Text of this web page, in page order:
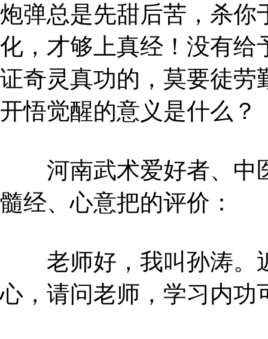
炮弹总是先甜后苦，杀你
化，才够上真经！没有给
证奇灵真功的，莫要徒劳
开悟觉醒的意义是什么？
河南武术爱好者、中
髓经、心意把的评价：
老师好，我叫孙涛。
心，请问老师，学习内功